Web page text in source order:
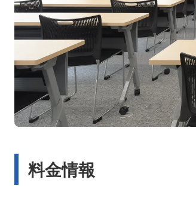
料金情報